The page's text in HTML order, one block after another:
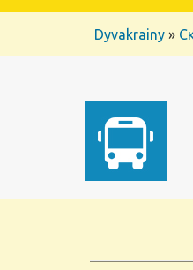
Dyvakrainy »